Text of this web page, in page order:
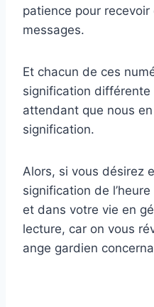
patience pour
messages.
Et chacun de ces
signification différente
attendant que nous
signification.
Alors, si vous désirez
signification de
et dans votre vie en
lecture, car on vous
ange gardien